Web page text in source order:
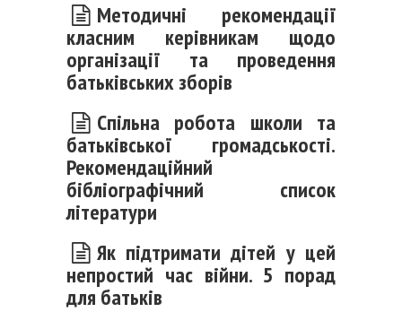
Методичні рекомендації
класним керівникам щодо
організації та проведення
батьківських зборів
Спільна робота школи та
батьківської громадськості.
Рекомендаційний
бібліографічний список
літератури
Як підтримати дітей у цей
непростий час війни. 5 порад
для батьків